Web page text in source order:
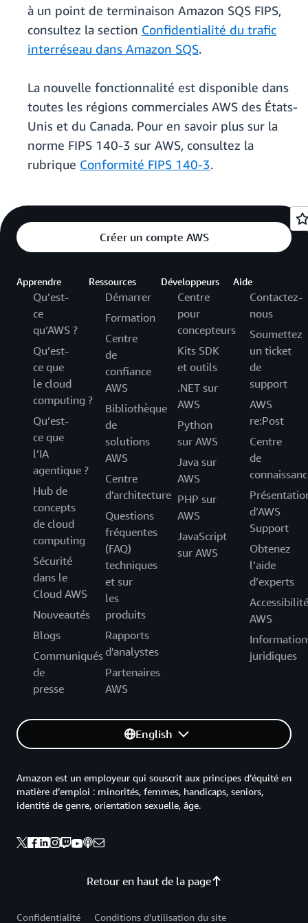
à un point de terminaison Amazon SQS FIPS,
consultez la section Confidentialité du trafic
interréseau dans Amazon SQS.
La nouvelle fonctionnalité est disponible dans
toutes les régions commerciales AWS des États-
Unis et du Canada. Pour en savoir plus sur la
norme FIPS 140-3 sur AWS, consultez la
rubrique Conformité FIPS 140-3.
Créer un compte AWS
Apprendre
Qu’est-
ce
qu’AWS ?
Qu’est-
ce que
le cloud
computing ?
Qu’est-
ce que
l’IA
agentique ?
Hub de
concepts
de cloud
computing
Sécurité
dans le
Cloud AWS
Nouveautés
Blogs
Communiqués
de
presse
Ressources
Démarrer
Formation
Centre
de
confiance
AWS
Bibliothèque
de
solutions
AWS
Centre
d'architecture
Questions
fréquentes
(FAQ)
techniques
et sur
les
produits
Rapports
d'analystes
Partenaires
AWS
Développeurs
Centre
pour
concepteurs
Kits SDK
et outils
.NET sur
AWS
Python
sur AWS
Java sur
AWS
PHP sur
AWS
JavaScript
sur AWS
Aide
Contactez-
nous
Soumettez
un ticket
de
support
AWS
re:Post
Centre
de
d’AWS
Support
Obtenez
l’aide
d’experts
Accessibilité
AWS
juridiques
English
Retour en haut de la page
Amazon est un employeur qui souscrit aux principes d’équité en
matière d’emploi : minorités, femmes, handicaps, seniors,
identité de genre, orientation sexuelle, âge.
Confidentialité Conditions d’utilisation du site